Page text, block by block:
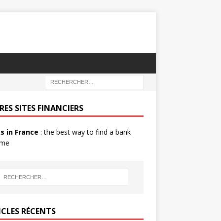
SITES FINANCIERS
in France : the best way to find a bank
RÉCENTS